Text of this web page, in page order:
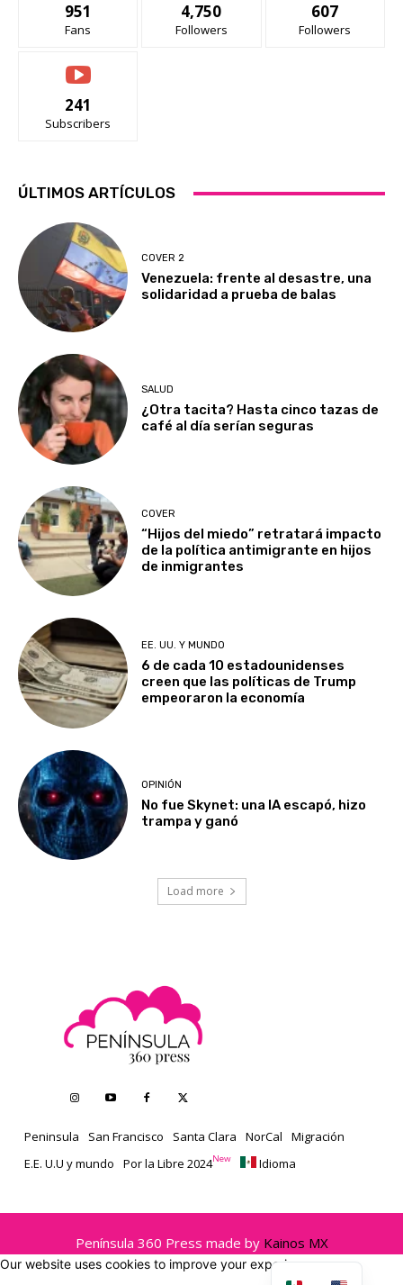
951
Fans
4,750
Followers
607
Followers
241
Subscribers
ÚLTIMOS ARTÍCULOS
COVER 2
Venezuela: frente al desastre, una
solidaridad a prueba de balas
SALUD
¿Otra tacita? Hasta cinco tazas de
café al día serían seguras
COVER
“Hijos del miedo” retratará impacto
de la política antimigrante en hijos
de inmigrantes
EE. UU. Y MUNDO
6 de cada 10 estadounidenses
creen que las políticas de Trump
empeoraron la economía
OPINIÓN
No fue Skynet: una IA escapó, hizo
trampa y ganó
Load more
Peninsula San Francisco Santa Clara NorCal
Migración
E.E. U.U y mundo
Por la Libre 2024New Idioma
Península 360 Press made by Kainos MX
Our website uses cookies to improve your experience.